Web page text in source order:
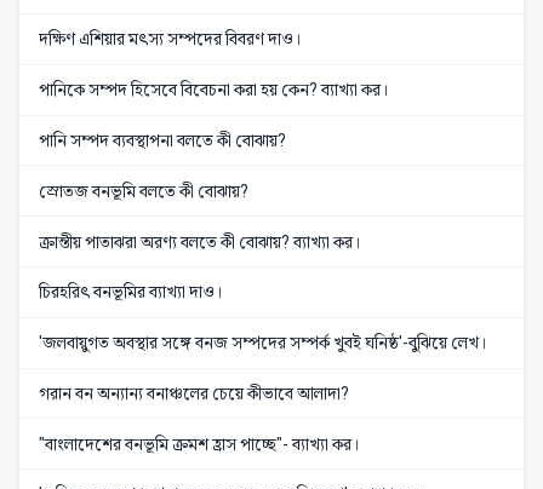
দক্ষিণ এশিয়ার মৎস্য সম্পদের বিবরণ দাও।
পানিকে সম্পদ হিসেবে বিবেচনা করা হয় কেন? ব্যাখ্যা কর।
পানি সম্পদ ব্যবস্থাপনা বলতে কী বোঝায়?
স্রোতজ বনভূমি বলতে কী বোঝায়?
ক্রান্তীয় পাতাঝরা অরণ্য বলতে কী বোঝায়? ব্যাখ্যা কর।
চিরহরিৎ বনভূমির ব্যাখ্যা দাও।
'জলবায়ুগত অবস্থার সঙ্গে বনজ সম্পদের সম্পর্ক খুবই ঘনিষ্ঠ'-বুঝিয়ে লেখ।
গরান বন অন্যান্য বনাঞ্চলের চেয়ে কীভাবে আলাদা?
"বাংলাদেশের বনভূমি ক্রমশ হ্রাস পাচ্ছে"- ব্যাখ্যা কর।